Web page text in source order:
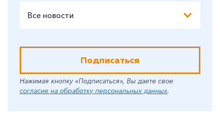
Все новости
Подписаться
Нажимая кнопку «Подписаться», Вы даете свое
согласие на обработку персональных данных.